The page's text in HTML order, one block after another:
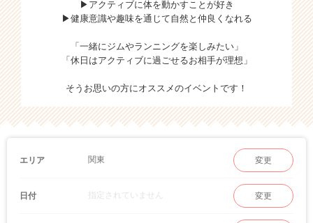
▶アクティブに体を動かすことが好き
▶健康意識や趣味を通じて自然と仲良くなれる
「一緒にジムやランニングを楽しみたい」
「休日はアクティブに過ごせるお相手が理想」
そうお思いの方にオススメのイベントです！
エリア 関東 変更
日付 指定されていません 変更